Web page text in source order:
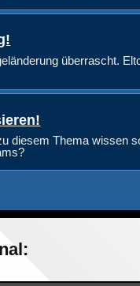
überrascht.
diesem Thema wissen